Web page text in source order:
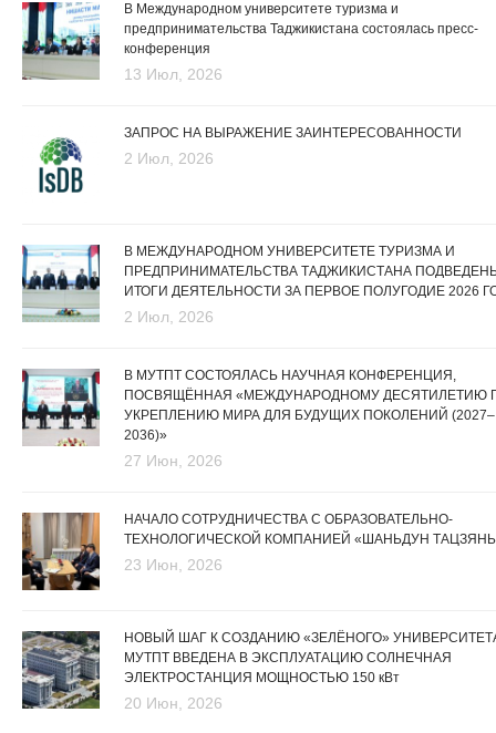
В Международном университете туризма и
предпринимательства Таджикистана состоялась пресс-
конференция
13 Июл, 2026
ЗАПРОС НА ВЫРАЖЕНИЕ ЗАИНТЕРЕСОВАННОСТИ
2 Июл, 2026
В МЕЖДУНАРОДНОМ УНИВЕРСИТЕТЕ ТУРИЗМА И
ПРЕДПРИНИМАТЕЛЬСТВА ТАДЖИКИСТАНА
ИТОГИ ДЕЯТЕЛЬНОСТИ ЗА ПЕРВОЕ ПОЛУГОДИЕ 2026
2 Июл, 2026
В МУТПТ СОСТОЯЛАСЬ НАУЧНАЯ КОНФЕРЕНЦИЯ,
ПОСВЯЩЁННАЯ «МЕЖДУНАРОДНОМУ ДЕСЯТИЛЕТИЮ
УКРЕПЛЕНИЮ МИРА ДЛЯ БУДУЩИХ ПОКОЛЕНИЙ (2027–
2036)»
27 Июн, 2026
НАЧАЛО СОТРУДНИЧЕСТВА С ОБРАЗОВАТЕЛЬНО-
ТЕХНОЛОГИЧЕСКОЙ КОМПАНИЕЙ «ШАНЬДУН
23 Июн, 2026
НОВЫЙ ШАГ К СОЗДАНИЮ «ЗЕЛЁНОГО»
МУТПТ ВВЕДЕНА В ЭКСПЛУАТАЦИЮ СОЛНЕЧНАЯ
ЭЛЕКТРОСТАНЦИЯ МОЩНОСТЬЮ 150 кВт
20 Июн, 2026